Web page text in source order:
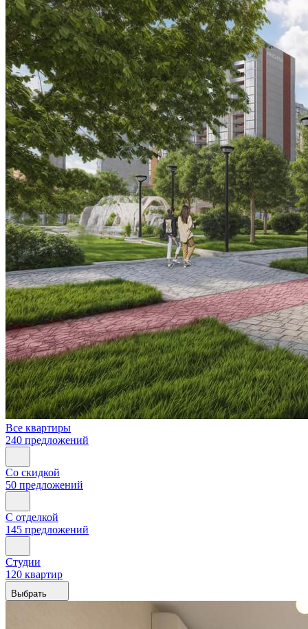
Все квартиры
240 предложений
Со скидкой
50 предложений
С отделкой
145 предложений
Студии
120 квартир
Выбрать